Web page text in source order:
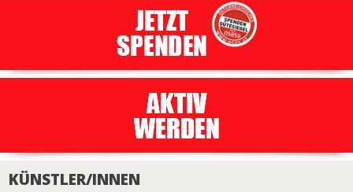
KÜNSTLER/INNEN